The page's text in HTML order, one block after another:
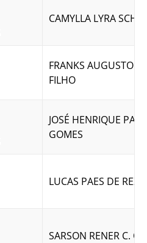
CAMYLLA LYRA
FRANKS AUGUSTO
FILHO
JOSÉ HENRIQUE
GOMES
LUCAS PAES DE
SARSON RENER C.